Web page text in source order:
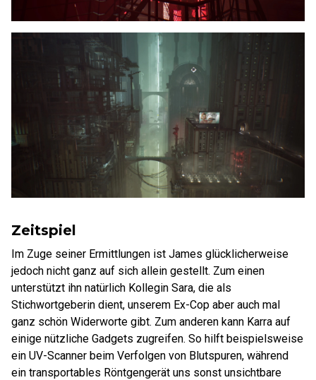
Zeitspiel
Im Zuge seiner Ermittlungen ist James glücklicherweise
jedoch nicht ganz auf sich allein gestellt. Zum einen
unterstützt ihn natürlich Kollegin Sara, die als
Stichwortgeberin dient, unserem Ex-Cop aber auch mal
ganz schön Widerworte gibt. Zum anderen kann Karra auf
einige nützliche Gadgets zugreifen. So hilft beispielsweise
ein UV-Scanner beim Verfolgen von Blutspuren, während
ein transportables Röntgengerät uns sonst unsichtbare